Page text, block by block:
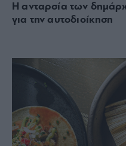
Η ανταρσία των
για την αυτοδιοίκηση